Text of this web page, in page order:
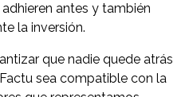
antes y también
la inversión.
que nadie quede atrás
sea compatible con la